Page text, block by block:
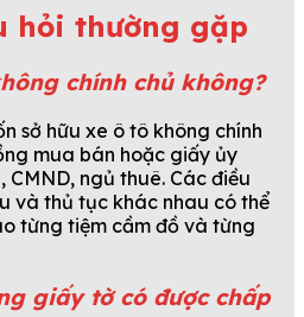
hỏi thường gặp
chính chủ không?
sở hữu xe ô tô không chính
mua bán hoặc giấy ủy
CMND, ngủ thuê. Các điều
và thủ tục khác nhau có thể
từng tiệm cầm đồ và từng
giấy tờ có được chấp